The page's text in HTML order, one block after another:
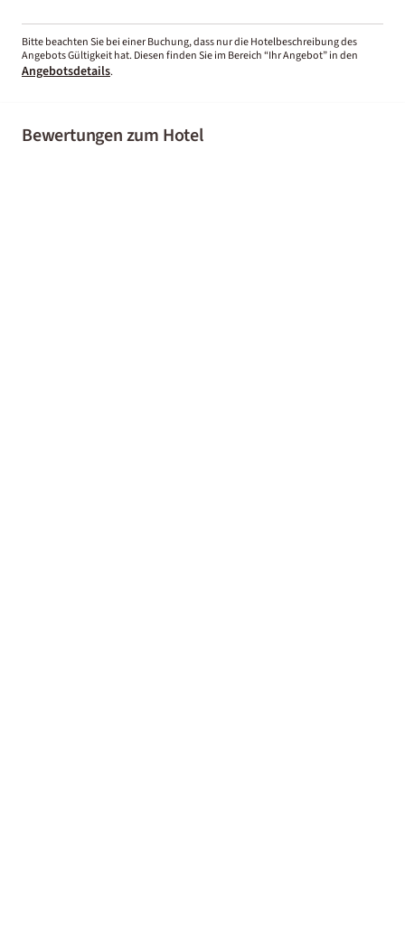
Bitte beachten Sie bei einer Buchung, dass nur die Hotelbeschreibung des
Angebots Gültigkeit hat. Diesen finden Sie im Bereich “Ihr Angebot” in den
Angebotsdetails.
Bewertungen zum Hotel